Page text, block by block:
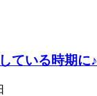
ている時期に♪